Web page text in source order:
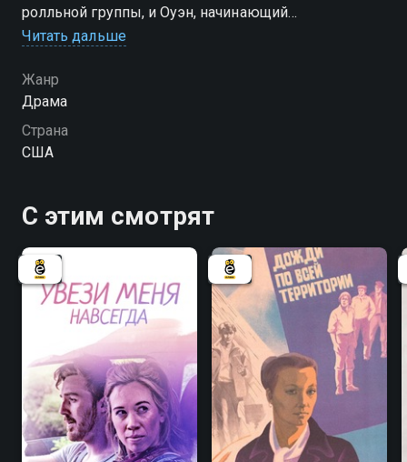
ролльной группы, и Оуэн, начинающий
кинорежиссер, проводят большую часть своего
заработками и пьянствуя. Когда жених Оуэна Линн
разрывает их помолвку, Рэй отправляется вместе с
ним на кинофестиваль. Там Оуэн предпринимает
несколько попыток наладить отношения, в то время
Уолли Шона (который, как оказалось, получает
премию за особые заслуги) и вообще устраивает
большой переполох. В конце Оуэн решает внести
некоторые изменения в их отношения и в свою
жизнь.
Читать дальше
Жанр
Драма
Страна
США
С этим смотрят